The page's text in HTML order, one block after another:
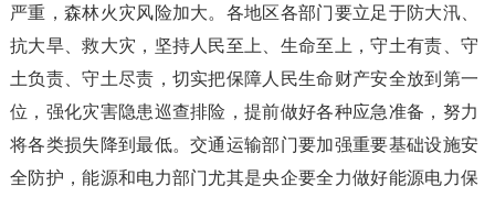
严重，森林火灾风险加大。各地区各部门要立足于防大汛、
抗大旱、救大灾，坚持人民至上、生命至上，守土有责、守
土负责、守土尽责，切实把保障人民生命财产安全放到第一
位，强化灾害隐患巡查排险，提前做好各种应急准备，努力
将各类损失降到最低。交通运输部门要加强重要基础设施安
全防护，能源和电力部门尤其是央企要全力做好能源电力保